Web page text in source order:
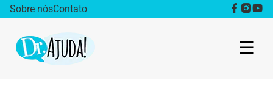
Sobre nósContato